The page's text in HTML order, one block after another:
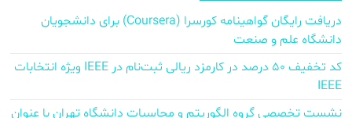
دریافت رایگان گواهینامه کورسرا (Coursera) برای دانشجویان
دانشگاه علم و صنعت
کد تخفیف ۵۰ درصد در کارمزد ریالی ثبت‌نام در IEEE ویژه انتخابات
IEEE
نشست تخصصی گروه الگوریتم و محاسبات دانشگاه تهران با عنوان